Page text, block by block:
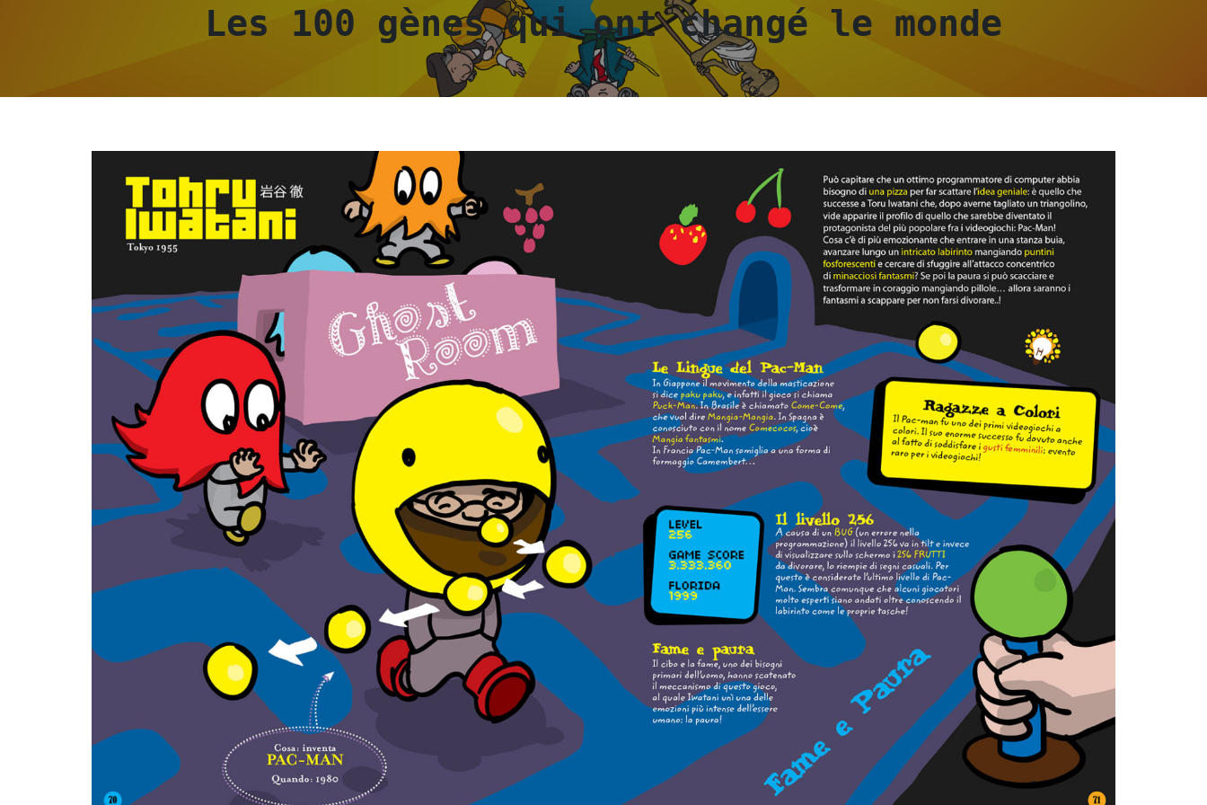
Les 100 gènes qui ont changé le monde